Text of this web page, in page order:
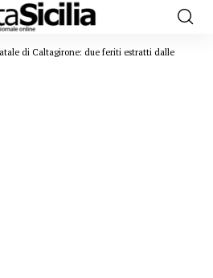
di Caltagirone: due feriti estratti dalle